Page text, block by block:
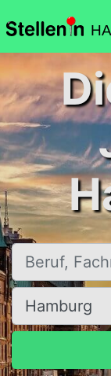
Beruf,
Ort, Stadt